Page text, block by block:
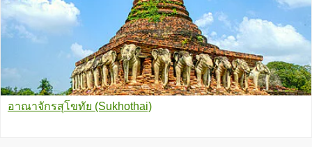
อาณาจักรสุโขทัย (Sukhothai)